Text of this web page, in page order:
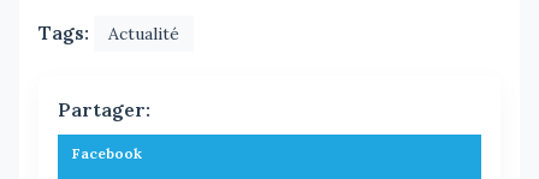
Tags: Actualité
Partager:
Facebook